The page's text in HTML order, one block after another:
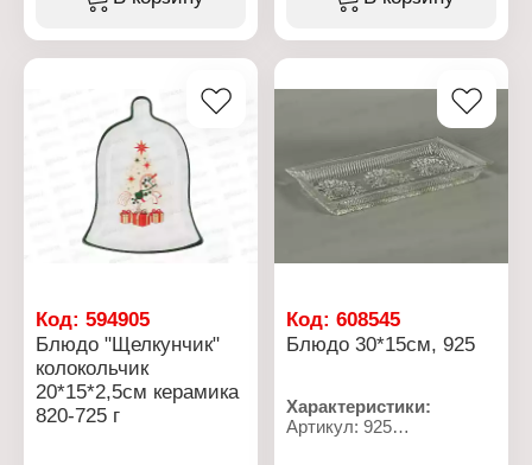
Форма: овальное
Упаковка: в коробке
Код: 594905
Блюдо "Щелкунчик"
колокольчик
20*15*2,5см керамика
820-725 г
Код:608545
Блюдо 30*15см, 925
Характеристики:
Артикул: 925